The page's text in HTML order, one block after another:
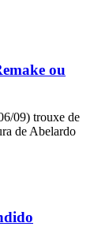
ou
09) trouxe de
de Abelardo